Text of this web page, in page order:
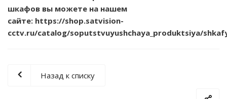
шкафов вы можете на нашем
сайте: https://shop.satvision-
cctv.ru/catalog/soputstvuyushchaya_produktsiya/
Назад к списку